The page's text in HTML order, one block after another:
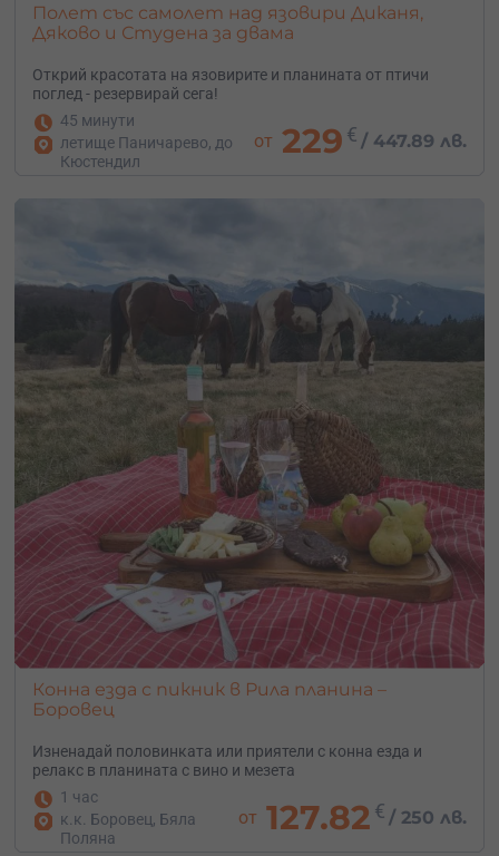
Полет със самолет над язовири Диканя,
Дяково и Студена за двама
Открий красотата на язовирите и планината от птичи
поглед - резервирай сега!
45 минути
летище Паничарево, до
Кюстендил
от 229 € /447.89 лв.
Конна езда с пикник в Рила планина –
Боровец
Изненадай половинката или приятели с конна езда и
релакс в планината с вино и мезета
1 час
к.к. Боровец, Бяла
Поляна
от 127.82 € /250 лв.